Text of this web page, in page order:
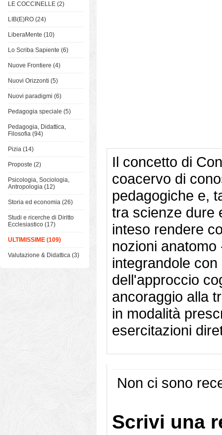
LE COCCINELLE (2)
LIB(E)RO (24)
LiberaMente (10)
Lo Scriba Sapiente (6)
Nuove Frontiere (4)
Nuovi Orizzonti (5)
Nuovi paradigmi (6)
Pedagogia speciale (5)
Pedagogia, Didattica,
Filosofia (94)
Pizia (14)
Proposte (2)
Psicologia, Sociologia,
Antropologia (12)
Storia ed economia (26)
Studi e ricerche di Diritto
Ecclesiastico (17)
ULTIMISSIME (109)
Valutazione & Didattica (3)
Il concetto di
coacervo di
pedagogiche e,
tra scienze dure
inteso rendere
nozioni
integrandole
dell'approccio
ancoraggio alla
in modalità
esercitazioni
Non ci sono
Scrivi una